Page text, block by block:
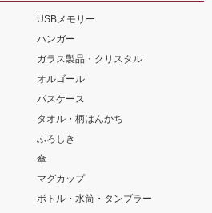
USBメモリー
ハンガー
ガラス製品・クリスタル
オルゴール
パスケース
タオル・柄はんかち
ふろしき
傘
マグカップ
ボトル・水筒・タンブラー